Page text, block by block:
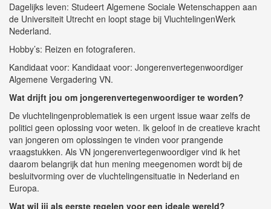
Dagelijks leven: Studeert Algemene Sociale Wetenschappen aan
de Universiteit Utrecht en loopt stage bij VluchtelingenWerk
Nederland.
Hobby’s: Reizen en fotograferen.
Kandidaat voor: Kandidaat voor: Jongerenvertegenwoordiger
Algemene Vergadering VN.
Wat drijft jou om jongerenvertegenwoordiger te worden?
De vluchtelingenproblematiek is een urgent issue waar zelfs de
politici geen oplossing voor weten. Ik geloof in de creatieve kracht
van jongeren om oplossingen te vinden voor prangende
vraagstukken. Als VN jongerenvertegenwoordiger vind ik het
daarom belangrijk dat hun mening meegenomen wordt bij de
besluitvorming over de vluchtelingensituatie in Nederland en
Europa.
Wat wil jij als eerste regelen voor een ideale wereld?